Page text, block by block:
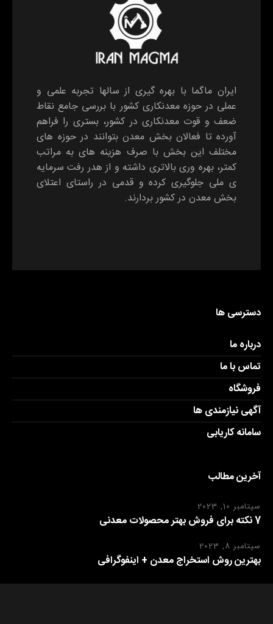
ایران ماگما با بهره گیری از سالها تجربه علمی و
عملی در حوزه معدنکاری کشور با بررسی جامع نقاط
ضعف و قوت معدنکاری در کشور، بستری را فراهم
آورده تا فعالان بخش معدن بتوانند در حوزه های
مختلف این بخش با صرف هزینه های به مراتب
کمتر، بهره وری بالاتری داشته و از هدر رفت سرمایه
ی ملی جلوگیری کرده و قدمی در راستای اعتلای
بخش معدن در کشور بردارند.
دسترسی ها
درباره ما
تماس با ما
فروشگاه
آگهی نیازمندی ها
سامانه کاریابی
آخرین مطالب
سپتامبر 10, 2023
7 نکته برای فروش بهتر محصولات معدنی
سپتامبر 8, 2023
بهترین روش استخراج معدن + اینفوگرافی